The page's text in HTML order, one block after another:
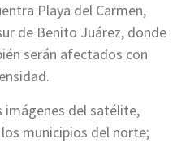
Playa del Carmen,
de Benito Juárez, donde
serán afectados con
imágenes del satélite,
municipios del norte;